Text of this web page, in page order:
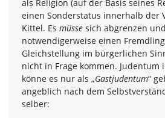
als Religion (auf der Basis seines
einen Sonderstatus innerhalb der
Kittel. Es müsse sich abgrenzen
notwendigerweise einen
Gleichstellung im bürgerlichen
nicht in Frage kommen. Judentum
könne es nur als „Gastjudentum“
angeblich nach dem
selber: